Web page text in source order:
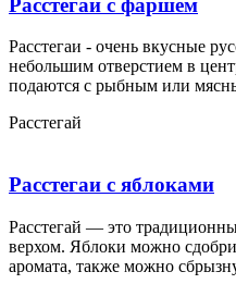
Расстегаи - очень вкусные
небольшим отверстием в
подаются с рыбным или
Расстегай
Расстегаи с яблоками
Расстегай — это
верхом. Яблоки можно
аромата, также можно